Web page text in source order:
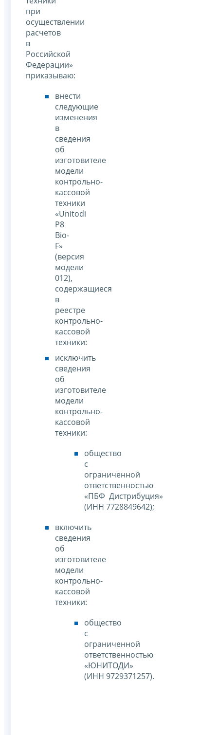
при
осуществлении
расчетов
в
Российской
Федерации»
приказываю:
внести
следующие
изменения
в
сведения
об
изготовителе
модели
контрольно-
кассовой
техники
«Unitodi
P8
Bio-
F»
(версия
модели
012),
содержащиеся
в
реестре
контрольно-
кассовой
техники:
исключить
сведения
об
изготовителе
модели
контрольно-
кассовой
техники:
общество
с
ограниченной
ответственностью
«ПБФ Дистрибуция»
(ИНН 7728849642);
включить
сведения
об
изготовителе
модели
контрольно-
кассовой
техники:
общество
с
ограниченной
ответственностью
«ЮНИТОДИ»
(ИНН 9729371257).